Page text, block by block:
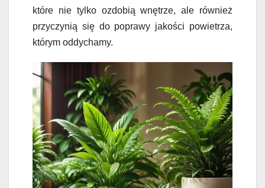
które nie tylko ozdobią wnętrze, ale również
przyczynią się do poprawy jakości powietrza,
którym oddychamy.